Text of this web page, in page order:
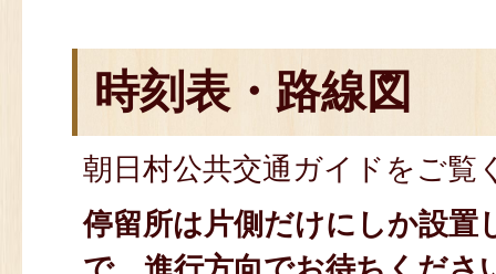
時刻表・路線図
朝日村公共交通ガイドをご覧
停留所は片側だけにしか設置